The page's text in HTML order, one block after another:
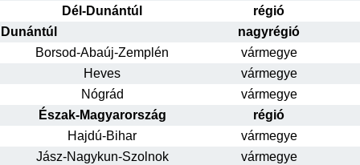
Dél-Dunántúl
régió
Dunántúl
nagyrégió
Borsod-Abaúj-Zemplén
vármegye
Heves
vármegye
Nógrád
vármegye
Észak-Magyarország
régió
Hajdú-Bihar
vármegye
Jász-Nagykun-Szolnok
vármegye